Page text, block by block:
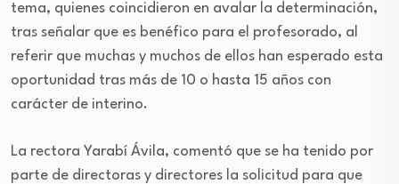
tema, quienes coincidieron en avalar la determinación,
tras señalar que es benéfico para el profesorado, al
referir que muchas y muchos de ellos han esperado esta
oportunidad tras más de 10 o hasta 15 años con
carácter de interino.
La rectora Yarabí Ávila, comentó que se ha tenido por
parte de directoras y directores la solicitud para que